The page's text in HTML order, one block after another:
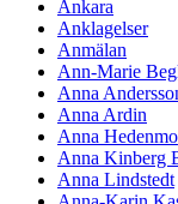
Ankara
Anklagelser
Anmälan
Ann-Marie
Anna
Anna Ardin
Anna Hedenmo
Anna Kinberg
Anna Lindstedt